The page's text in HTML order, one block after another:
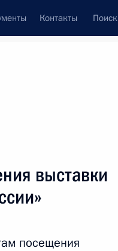
Контакты Поиск
выставки
посещения